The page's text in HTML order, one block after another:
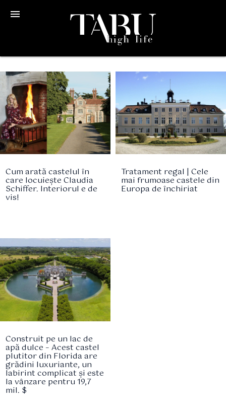
menu
Cum arată castelul în
care locuiește Claudia
Schiffer. Interiorul e de
vis!
Tratament regal | Cele
mai frumoase castele din
Europa de închiriat
Construit pe un lac de
apă dulce – Acest castel
plutitor din Florida are
grădini luxuriante, un
labirint complicat și este
la vânzare pentru 19,7
mil. $